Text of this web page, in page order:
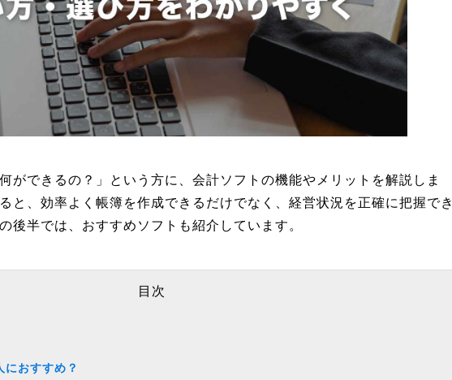
ができるの？」という方に、会計ソフトの機能やメリットを解説しま
と、効率よく帳簿を作成できるだけでなく、経営状況を正確に把握でき
後半では、おすすめソフトも紹介しています。
目次
におすすめ？